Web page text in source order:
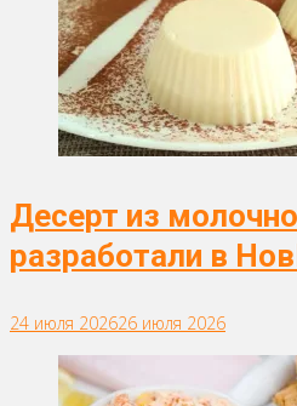
Десерт из
разработали в
24 июля 202626 июля 2026